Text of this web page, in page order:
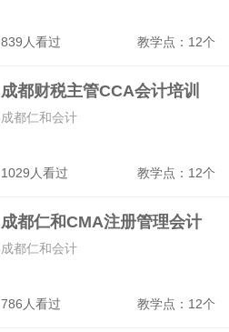
839人看过 教学点：12个
成都财税主管CCA会计培训
班
1029人看过 教学点：12个
成都仁和会计
成都仁和CMA注册管理会计
师培训班
786人看过 教学点：12个
成都仁和会计